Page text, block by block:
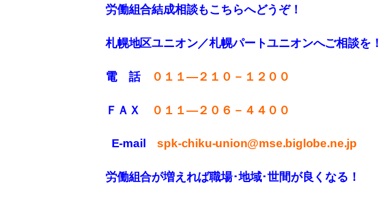
労働組合結成相談もこちらへどうぞ！
札幌地区ユニオン／札幌パートユニオンへご相談を！
電 話 ０１１—２１０－１２００
ＦＡＸ ０１１—２０６－４４００
E-mailspk-chiku-union@mse.biglobe.ne.jp
労働組合が増えれば職場･地域･世間が良くなる！